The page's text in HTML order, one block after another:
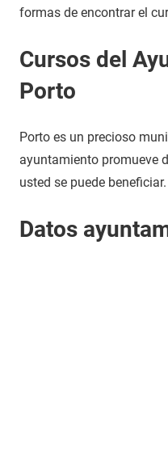
formas de encontrar el
Cursos del
Porto
Porto es un precioso
ayuntamiento promueve
usted se puede beneficiar.
Datos